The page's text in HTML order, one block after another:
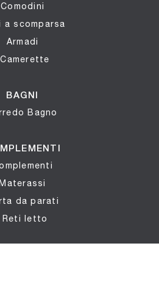
Comodini
a scomparsa
Armadi
Camerette
BAGNI
Bagno
Materassi
da parati
Reti letto